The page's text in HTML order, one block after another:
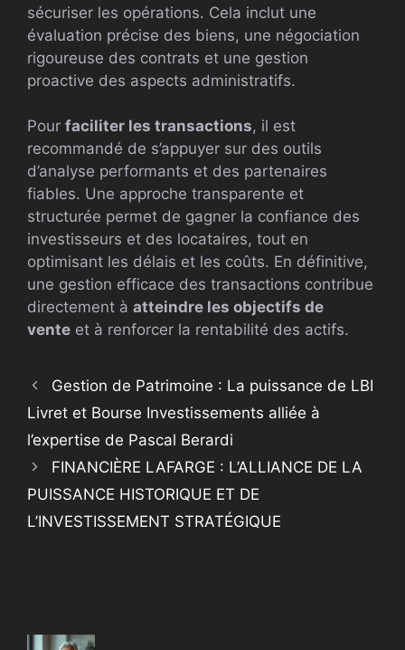
sécuriser les opérations. Cela inclut une
évaluation précise des biens, une négociation
rigoureuse des contrats et une gestion
proactive des aspects administratifs.
Pour faciliter les transactions, il est
recommandé de s’appuyer sur des outils
d’analyse performants et des partenaires
fiables. Une approche transparente et
structurée permet de gagner la confiance des
investisseurs et des locataires, tout en
optimisant les délais et les coûts. En définitive,
une gestion efficace des transactions contribue
directement à atteindre les objectifs de
vente et à renforcer la rentabilité des actifs.
Gestion de Patrimoine : La puissance de LBI
Livret et Bourse Investissements alliée à
l’expertise de Pascal Berardi
FINANCIÈRE LAFARGE : L’ALLIANCE DE LA
PUISSANCE HISTORIQUE ET DE
L’INVESTISSEMENT STRATÉGIQUE